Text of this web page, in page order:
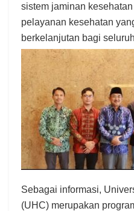
sistem jaminan
pelayanan kesehatan
berkelanjutan bagi
Sebagai informasi,
(UHC) merupakan